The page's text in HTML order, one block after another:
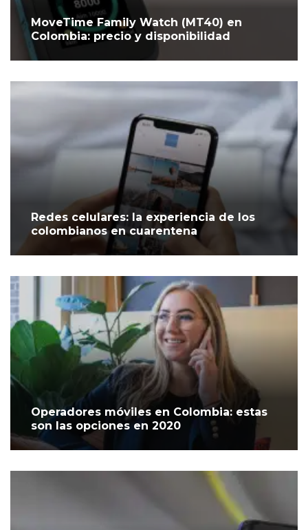
MoveTime Family Watch (MT40) en
Colombia: precio y disponibilidad
Redes celulares: la experiencia de los
colombianos en cuarentena
Operadores móviles en Colombia: estas
son las opciones en 2020